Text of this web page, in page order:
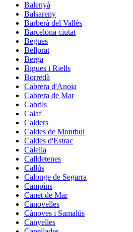
Balenyà
Balsareny
Barberà del Vallès
Barcelona ciutat
Begues
Bellprat
Berga
Bigues i Riells
Borredà
Cabrera d'Anoia
Cabrera de Mar
Cabrils
Calaf
Calders
Caldes de Montbui
Caldes d'Estrac
Calella
Calldetenes
Callús
Calonge de Segarra
Campins
Canet de Mar
Canovelles
Cànoves i Samalús
Canyelles